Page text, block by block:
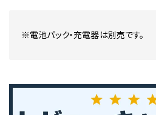
※電池パック・充電器は別売です。